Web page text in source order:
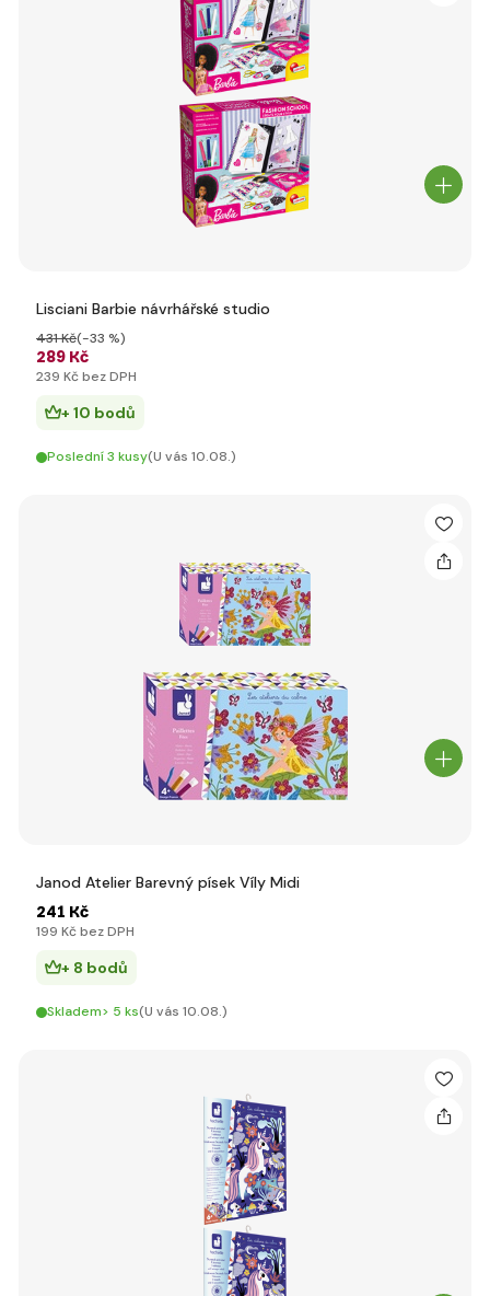
Lisciani Barbie návrhářské studio
289 Kč
431 Kč(-33 %)
239 Kč bez DPH
+ 10 bodů
Poslední 3 kusy(U vás 10.08.)
Janod Atelier Barevný písek Víly Midi
241 Kč
199 Kč bez DPH
+ 8 bodů
Skladem> 5 ks(U vás 10.08.)